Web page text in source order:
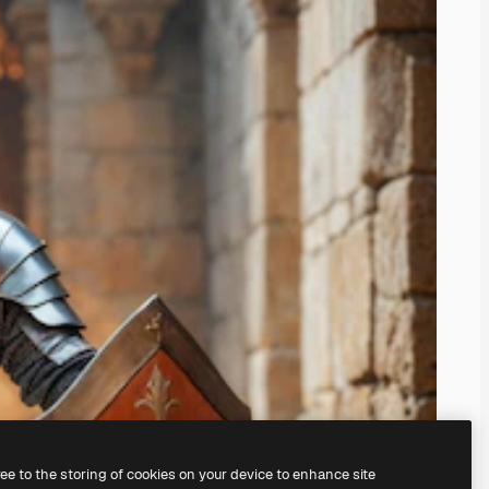
gerador de imagens com IA.
to the storing of cookies on your device to enhance site